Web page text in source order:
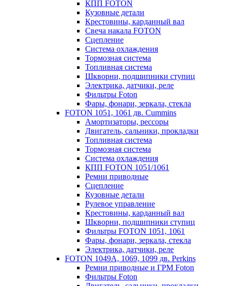
КПП FOTON
Кузовные детали
Крестовины, карданный вал
Свеча накала FOTON
Сцепление
Система охлаждения
Тормозная система
Топливная система
Шкворни, подшипники ступиц
Электрика, датчики, реле
Фильтры Foton
Фары, фонари, зеркала, стекла
FOTON 1051, 1061 дв. Cummins
Амортизаторы, рессоры
Двигатель, сальники, прокладки
Топливная система
Тормозная система
Система охлаждения
КПП FOTON 1051/1061
Ремни приводные
Сцепление
Кузовные детали
Рулевое управление
Крестовины, карданный вал
Шкворни, подшипники ступиц
Фильтры FOTON 1051, 1061
Фары, фонари, зеркала, стекла
Электрика, датчики, реле
FOTON 1049A, 1069, 1099 дв. Perkins
Ремни приводные и ГРМ Foton
Фильтры Foton